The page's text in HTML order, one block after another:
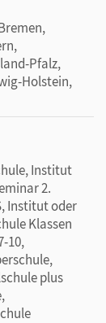
Pfalz,
Holstein,
Institut
2.
Institut oder
Klassen
10,
plus